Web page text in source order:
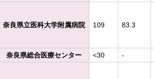
奈良県立医科大学附属病院 109 83.3
奈良県総合医療センター <30 -